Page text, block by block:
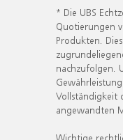
* Die UBS
Quotierungen
Produkten.
nachzufolgen.
Vollständigkeit
angewandten